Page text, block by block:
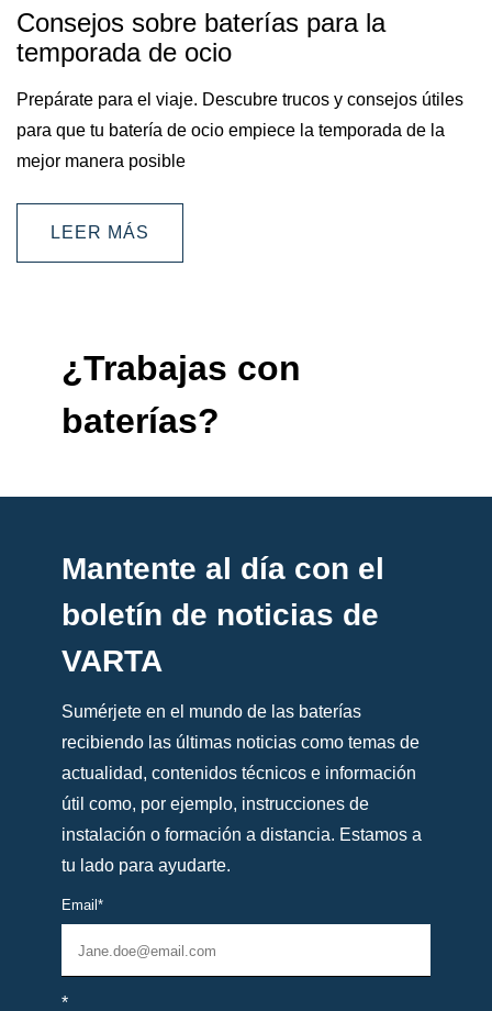
Consejos sobre baterías para la
temporada de ocio
Prepárate para el viaje. Descubre trucos y consejos útiles
para que tu batería de ocio empiece la temporada de la
mejor manera posible
LEER MÁS
¿Trabajas con
baterías?
Mantente al día con el
boletín de noticias de
VARTA
Sumérjete en el mundo de las baterías
recibiendo las últimas noticias como temas de
actualidad, contenidos técnicos e información
útil como, por ejemplo, instrucciones de
instalación o formación a distancia. Estamos a
tu lado para ayudarte.
Email *
*